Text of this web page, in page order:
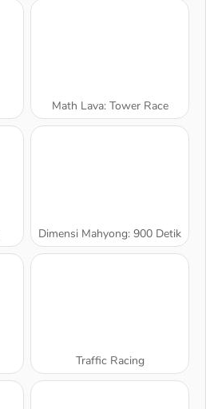
Math Lava: Tower Race
Dimensi Mahyong: 900 Detik
Traffic Racing